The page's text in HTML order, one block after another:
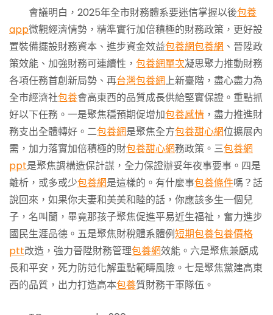
會議明白，2025年全市財務體系要迷信掌握以後包養
app微觀經濟情勢，精準實行加倍積極的財務政策，更好設
置裝備擺設財務資本、進步資金效益包養網包養網 、晉陞政
策效能、加強財務可連續性， 包養網單次凝思聚力推動財務
各項任務首創新局勢、再台灣包養網上新臺階，盡心盡力為
全市經濟社包養會高東西的品質成長供給堅實保證。重點抓
好以下任務。一是聚焦穩預期促增加包養感情 ，盡力推進財
務支出全體轉好。二包養網是聚焦全方包養甜心網位擴展內
需，加力落實加倍積極的財包養甜心網務政策。三包養網
ppt是聚焦調構造保計謀，全力保證辦妥年夜事要事。四是
離析，或多或少包養網是這樣的。有什麼事包養條件嗎？話
說回來，如果你夫妻和美美和睦的話，你應該多生一個兒
子，名叫蘭，畢竟那孩子聚焦促進平易近生福祉，奮力進步
國民生涯品德。五是聚焦財稅體系體例短期包養包養價格
ptt改造，強力晉陞財務管理包養網效能。六是聚焦兼顧成
長和平安，死力防范化解重點範疇風險。七是聚焦黨建高東
西的品質，出力打造高本包養質財務干軍隊伍。